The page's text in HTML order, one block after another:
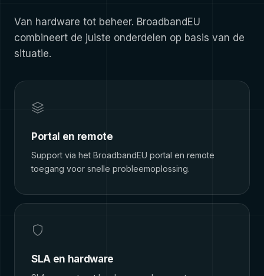
Van hardware tot beheer. BroadbandEU
combineert de juiste onderdelen op basis van de
situatie.
Portal en remote
Support via het BroadbandEU portal en remote
toegang voor snelle probleemoplossing.
SLA en hardware